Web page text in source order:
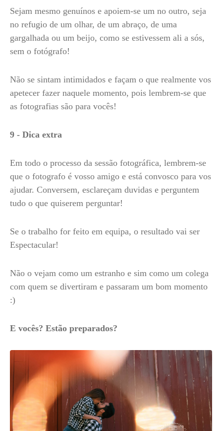
Sejam mesmo genuínos e apoiem-se um no outro, seja
no refugio de um olhar, de um abraço, de uma
gargalhada ou um beijo, como se estivessem ali a sós,
sem o fotógrafo!
Não se sintam intimidados e façam o que realmente vos
apetecer fazer naquele momento, pois lembrem-se que
as fotografias são para vocês!
9 - Dica extra
Em todo o processo da sessão fotográfica, lembrem-se
que o fotografo é vosso amigo e está convosco para vos
ajudar. Conversem, esclareçam duvidas e perguntem
tudo o que quiserem perguntar!
Se o trabalho for feito em equipa, o resultado vai ser
Espectacular!
Não o vejam como um estranho e sim como um colega
com quem se divertiram e passaram um bom momento
:)
E vocês? Estão preparados?